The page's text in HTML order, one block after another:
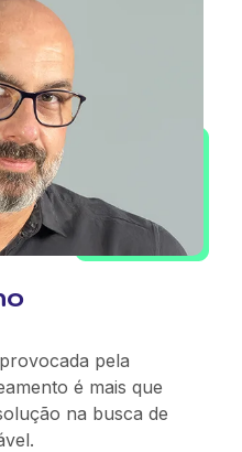
pela
é mais que
na busca de